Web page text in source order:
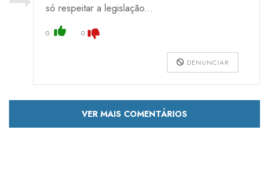
só respeitar a legislação...
0 0
DENUNCIAR
VER MAIS COMENTÁRIOS